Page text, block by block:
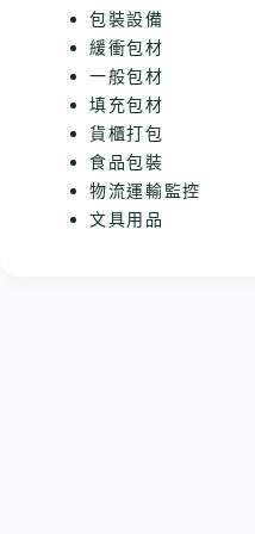
包裝設備
緩衝包材
一般包材
填充包材
貨櫃打包
食品包裝
物流運輸監控
文具用品